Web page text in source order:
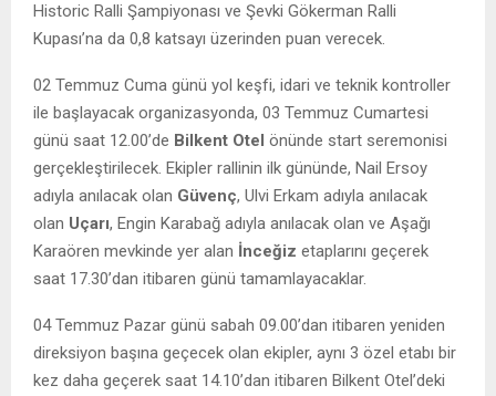
Historic Ralli Şampiyonası ve Şevki Gökerman Ralli
Kupası’na da 0,8 katsayı üzerinden puan verecek.
02 Temmuz Cuma günü yol keşfi, idari ve teknik kontroller
ile başlayacak organizasyonda, 03 Temmuz Cumartesi
günü saat 12.00’de Bilkent Otel önünde start seremonisi
gerçekleştirilecek. Ekipler rallinin ilk gününde, Nail Ersoy
adıyla anılacak olan Güvenç, Ulvi Erkam adıyla anılacak
olan Uçarı, Engin Karabağ adıyla anılacak olan ve Aşağı
Karaören mevkinde yer alan İnceğiz etaplarını geçerek
saat 17.30’dan itibaren günü tamamlayacaklar.
04 Temmuz Pazar günü sabah 09.00’dan itibaren yeniden
direksiyon başına geçecek olan ekipler, aynı 3 özel etabı bir
kez daha geçerek saat 14.10’dan itibaren Bilkent Otel’deki